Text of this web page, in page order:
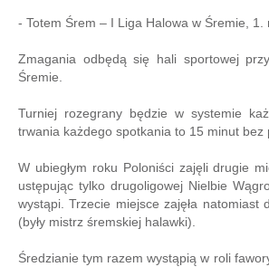
- Totem Śrem – I Liga Halowa w Śremie, 1.
Zmagania odbędą się hali sportowej
Śremie.
Turniej rozegrany będzie w systemie
trwania każdego spotkania to 15 minut bez
W ubiegłym roku Poloniści zajęli drugie
ustępując tylko drugoligowej Nielbie
wystąpi. Trzecie miejsce zajęła natomiast
(były mistrz śremskiej halawki).
Średzianie tym razem wystąpią w roli